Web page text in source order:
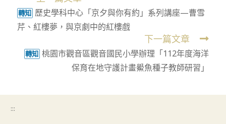
more
articles
轉知 歷史學科中心「京夕與你有約」系列講座—曹雪
芹、紅樓夢，與京劇中的紅樓戲
下一篇文章
轉知 桃園市觀音區觀音國民小學辦理「112年度海洋
保育在地守護計畫鱟魚種子教師研習」
:::